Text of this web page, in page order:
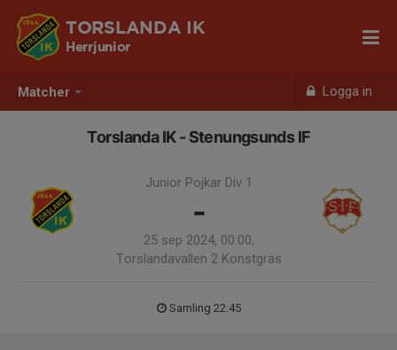
Matcher Logga in
TORSLANDA IK
Herrjunior
Torslanda IK - Stenungsunds IF
Junior Pojkar Div 1
-
25 sep 2024, 00:00,
Torslandavallen 2 Konstgräs
Samling 22:45